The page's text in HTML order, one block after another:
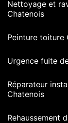
Nettoyage et
Chatenois
Peinture toiture
Urgence fuite
Réparateur
Chatenois
Rehaussement